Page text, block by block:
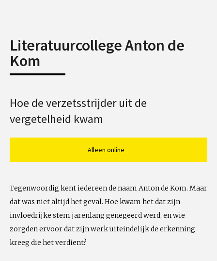
Literatuurcollege Anton de
Kom
Hoe de verzetsstrijder uit de
vergetelheid kwam
Alleen online
Tegenwoordig kent iedereen de naam Anton de Kom. Maar
dat was niet altijd het geval. Hoe kwam het dat zijn
invloedrijke stem jarenlang genegeerd werd, en wie
zorgden ervoor dat zijn werk uiteindelijk de erkenning
kreeg die het verdient?